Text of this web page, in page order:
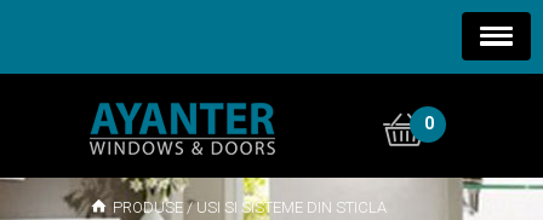
0
PRODUSE /USI SI SISTEME DIN STICLA